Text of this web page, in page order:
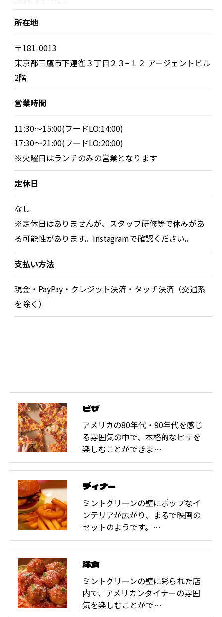
所在地
〒181-0013
東京都三鷹市下連雀３丁目２３−１２ アージェントビル
2階
営業時間
11:30～15:00(フードLO:14:00)
17:30～21:00(フードLO:20:00)
※火曜日はランチのみの営業となります
定休日
なし
※定休日はありませんが、スタッフ研修等で休みがあ
る可能性があります。Instagramで確認ください。
支払い方法
現金・PayPay・クレジット決済・タッチ決済（交通系
を除く）
ピザ
アメリカの80年代・90年代を感じ
る雰囲気の中で、本格的なピザを
楽しむことができま…
ディナー
ミントグリーンの壁にポップなイ
ンテリアが広がり、まるで映画の
セットのようです。…
洋食
ミントグリーンの壁に彩られた店
内で、アメリカンダイナーの雰囲
気を楽しむことがで…